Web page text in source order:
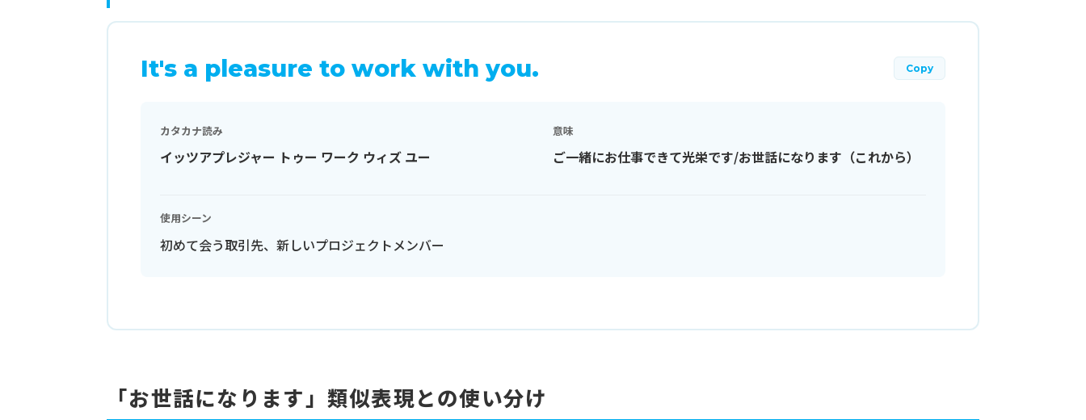
It's a pleasure to work with you. Copy
カタカナ読み
イッツアプレジャー トゥー ワーク ウィズ ユー
意味
ご一緒にお仕事できて光栄です/お世話になります（これから）
使用シーン
初めて会う取引先、新しいプロジェクトメンバー
「お世話になります」類似表現との使い分け